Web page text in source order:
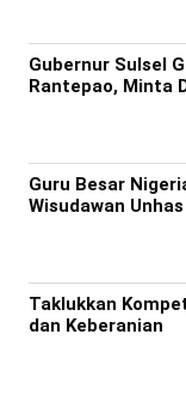
Gubernur Sulsel
Rantepao, Minta
Guru Besar
Wisudawan Unhas
Taklukkan
dan Keberanian